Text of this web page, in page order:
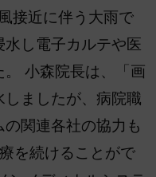
接近に伴う大雨で
し電子カルテや医
小森院長は、「画
ましたが、病院職
関連各社の協力も
を続けることがで